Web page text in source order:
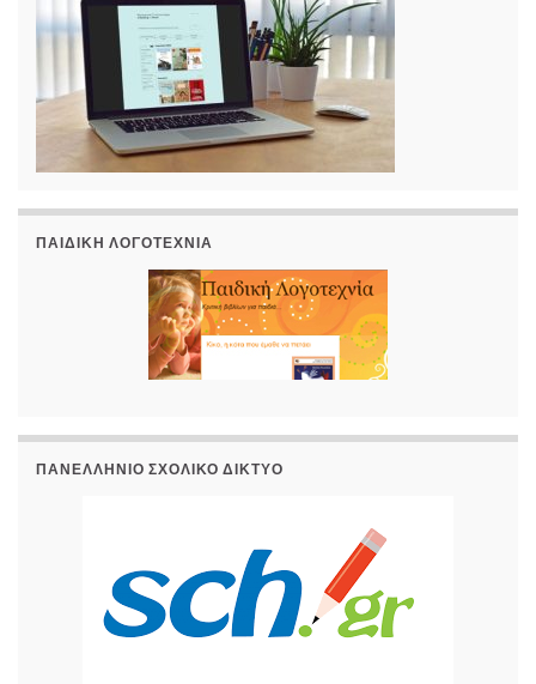
ΠΑΙΔΙΚΉ ΛΟΓΟΤΕΧΝΊΑ
ΠΑΝΕΛΛΉΝΙΟ ΣΧΟΛΙΚΌ ΔΊΚΤΥΟ